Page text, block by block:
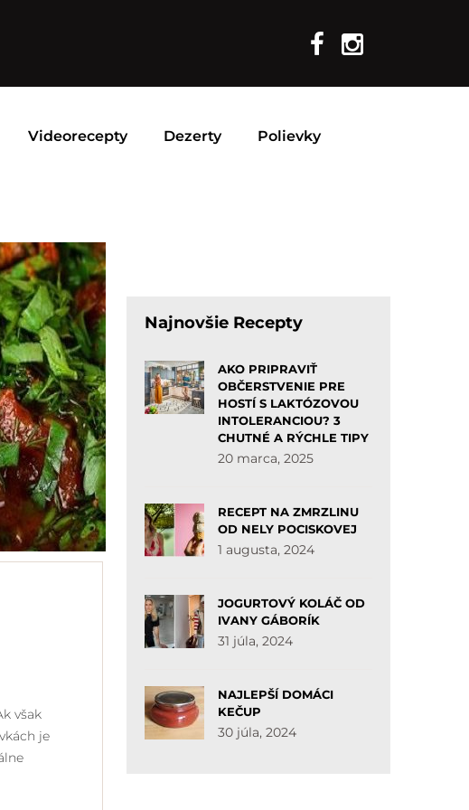
Videorecepty Dezerty Polievky
však
je
Najnovšie Recepty
AKO PRIPRAVIŤ
OBČERSTVENIE PRE
HOSTÍ S LAKTÓZOVOU
INTOLERANCIOU? 3
CHUTNÉ A RÝCHLE TIPY
20 marca, 2025
RECEPT NA ZMRZLINU
OD NELY POCISKOVEJ
1 augusta, 2024
JOGURTOVÝ KOLÁČ OD
IVANY GÁBORÍK
31 júla, 2024
NAJLEPŠÍ DOMÁCI
KEČUP
30 júla, 2024